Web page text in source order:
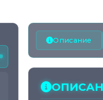
Описание